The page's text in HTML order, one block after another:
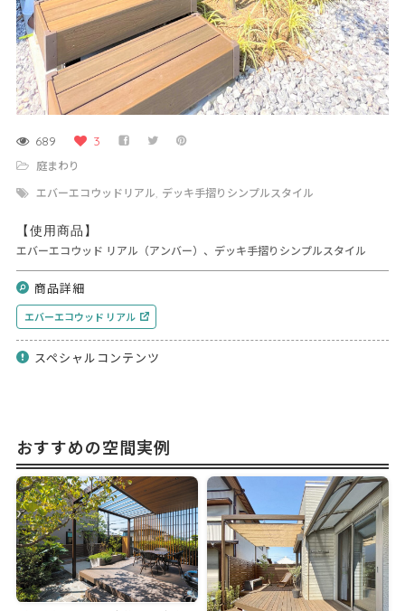
689 3
庭まわり
エバーエコウッドリアル デッキ手摺りシンプルスタイル
【使用商品】
エバーエコウッド リアル（アンバー）、デッキ手摺りシンプルスタイル
商品詳細
エバーエコウッド リアル
スペシャルコンテンツ
おすすめの空間実例